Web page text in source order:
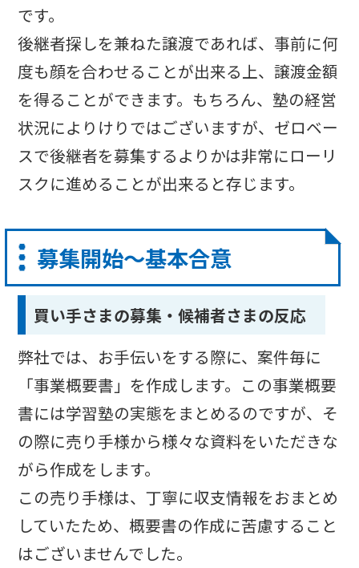
です。
後継者探しを兼ねた譲渡であれば、事前に何
度も顔を合わせることが出来る上、譲渡金額
を得ることができます。もちろん、塾の経営
状況によりけりではございますが、ゼロベー
スで後継者を募集するよりかは非常にローリ
スクに進めることが出来ると存じます。
募集開始〜基本合意
買い手さまの募集・候補者さまの反応
弊社では、お手伝いをする際に、案件毎に
「事業概要書」を作成します。この事業概要
書には学習塾の実態をまとめるのですが、そ
の際に売り手様から様々な資料をいただきな
がら作成をします。
この売り手様は、丁寧に収支情報をおまとめ
していたため、概要書の作成に苦慮すること
はございませんでした。